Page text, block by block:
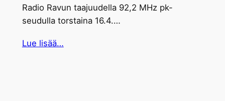
Radio Ravun taajuudella 92,2 MHz pk-
seudulla torstaina 16.4.…
Lue lisää…